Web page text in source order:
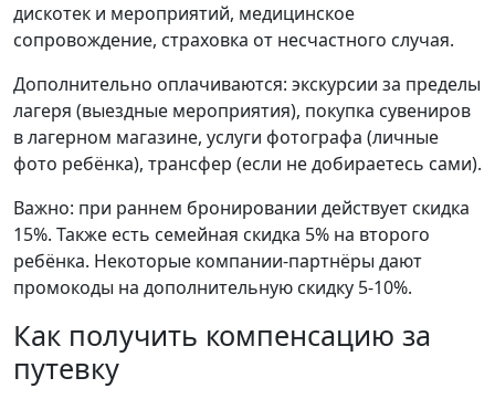
дискотек и мероприятий, медицинское
сопровождение, страховка от несчастного случая.
Дополнительно оплачиваются: экскурсии за пределы
лагеря (выездные мероприятия), покупка сувениров
в лагерном магазине, услуги фотографа (личные
фото ребёнка), трансфер (если не добираетесь сами).
Важно: при раннем бронировании действует скидка
15%. Также есть семейная скидка 5% на второго
ребёнка. Некоторые компании-партнёры дают
промокоды на дополнительную скидку 5-10%.
Как получить компенсацию за
путевку